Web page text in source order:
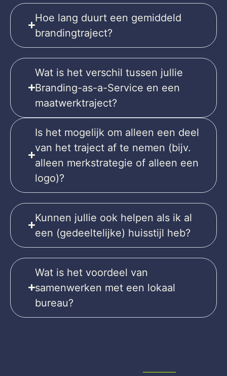
Hoe lang duurt een gemiddeld
brandingtraject?
Wat is het verschil tussen jullie
Branding-as-a-Service en een
maatwerktraject?
Is het mogelijk om alleen een deel
van het traject af te nemen (bijv.
alleen merkstrategie of alleen een
logo)?
Kunnen jullie ook helpen als ik al
een (gedeeltelijke) huisstijl heb?
Wat is het voordeel van
samenwerken met een lokaal
bureau?